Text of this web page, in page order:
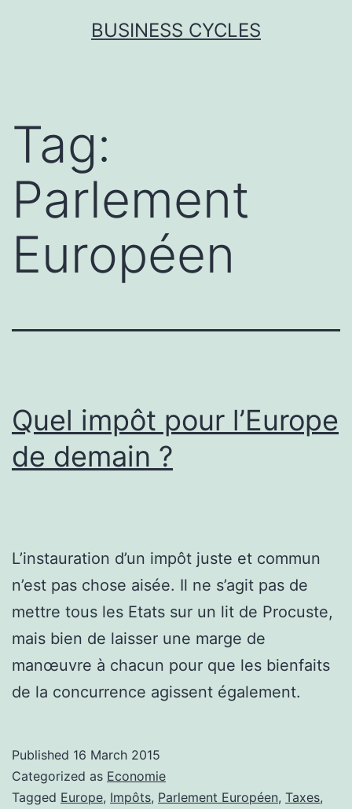
BUSINESS CYCLES
Tag:
Parlement
Européen
Quel impôt pour l’Europe
de demain ?
L’instauration d’un impôt juste et commun
n’est pas chose aisée. Il ne s’agit pas de
mettre tous les Etats sur un lit de Procuste,
mais bien de laisser une marge de
manœuvre à chacun pour que les bienfaits
de la concurrence agissent également.
Published 16 March 2015
Categorized as Economie
Tagged Europe, Impôts, Parlement Européen, Taxes,